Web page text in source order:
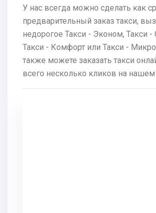
У нас всегда можно сделать как
предварительный заказ такси,
недорогое Такси - Эконом, Такси -
Такси - Комфорт или Такси -
также можете заказать такси
всего несколько кликов на нашем